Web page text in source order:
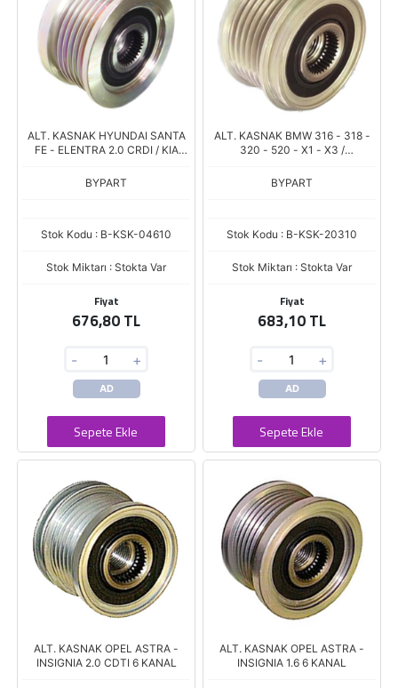
ALT. KASNAK HYUNDAI SANTA
FE - ELENTRA 2.0 CRDI / KIA
BYPART
Stok Kodu : B-KSK-04610
Stok Miktarı : Stokta Var
Fiyat
676,80 TL
- +
AD
Sepete Ekle
ALT. KASNAK BMW 316 - 318 -
320 - 520 - X1 - X3 /
/ SAAB 9-5 TID 6 KANAL
BYPART
Stok Kodu : B-KSK-20310
Stok Miktarı : Stokta Var
Fiyat
683,10 TL
- +
AD
Sepete Ekle
ALT. KASNAK OPEL ASTRA -
INSIGNIA 2.0 CDTI 6 KANAL
ALT. KASNAK OPEL ASTRA -
INSIGNIA 1.6 6 KANAL